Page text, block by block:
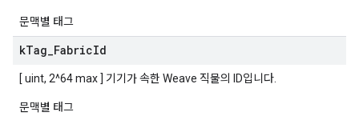
문맥별 태그
kTag FabricId
[ uint, 2^64 max ] 기기가 속한 Weave 직물의 ID입니다.
문맥별 태그